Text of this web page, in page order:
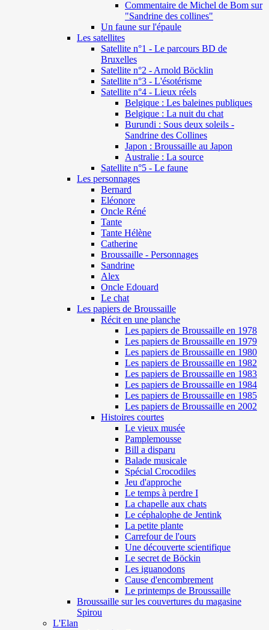
Commentaire de Michel de Bom sur
"Sandrine des collines"
Un faune sur l'épaule
Les satellites
Satellite n°1 - Le parcours BD de
Bruxelles
Satellite n°2 - Arnold Böcklin
Satellite n°3 - L'ésotérisme
Satellite n°4 - Lieux réels
Belgique : Les baleines publiques
Belgique : La nuit du chat
Burundi : Sous deux soleils -
Sandrine des Collines
Japon : Broussaille au Japon
Australie : La source
Satellite n°5 - Le faune
Les personnages
Bernard
Eléonore
Oncle Réné
Tante
Tante Hélène
Catherine
Broussaille - Personnages
Sandrine
Alex
Oncle Edouard
Le chat
Les papiers de Broussaille
Récit en une planche
Les papiers de Broussaille en 1978
Les papiers de Broussaille en 1979
Les papiers de Broussaille en 1980
Les papiers de Broussaille en 1982
Les papiers de Broussaille en 1983
Les papiers de Broussaille en 1984
Les papiers de Broussaille en 1985
Les papiers de Broussaille en 2002
Histoires courtes
Le vieux musée
Pamplemousse
Bill a disparu
Balade musicale
Spécial Crocodiles
Jeu d'approche
Le temps à perdre I
La chapelle aux chats
Le céphalophe de Jentink
La petite plante
Carrefour de l'ours
Une découverte scientifique
Le secret de Böckin
Les iguanodons
Cause d'encombrement
Le printemps de Broussaille
Broussaille sur les couvertures du magasine
Spirou
L'Elan